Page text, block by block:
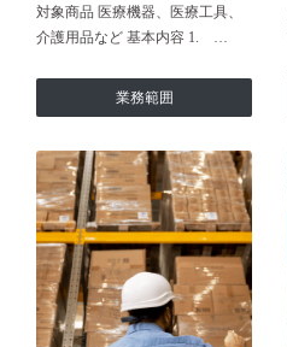
対象商品 医療機器、医療工具、
介護用品など 基本内容 1. …
業務範囲